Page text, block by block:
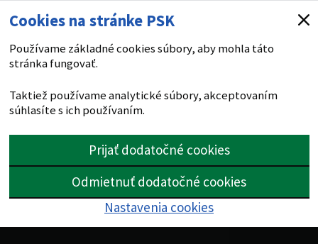
Cookies na stránke PSK
Používame základné cookies súbory, aby mohla táto
stránka fungovať.
Taktiež používame analytické súbory, akceptovaním
súhlasíte s ich používaním.
Prijať dodatočné cookies
Odmietnuť dodatočné cookies
Nastavenia cookies